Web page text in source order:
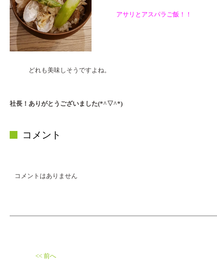
アサリとアスパラご飯！！
どれも美味しそうですよね。
社長！ありがとうございました(*^▽^*)
コメント
コメントはありません
<< 前へ